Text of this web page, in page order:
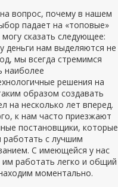
вопрос, почему в нашем
падает на «топовые»
сказать следующее:
деньги нам выделяются не
мы всегда стремимся
наиболее
решения на
образом создавать
на несколько лет вперед.
к нам часто приезжают
постановщики, которые
работать с лучшим
С имеющейся у нас
им работать легко и общий
моментально.